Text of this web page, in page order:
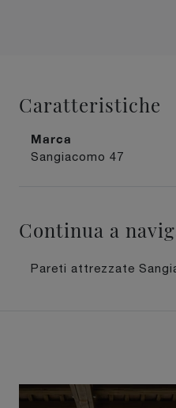
Caratteristiche
Marca
Sangiacomo 47
Continua a
Pareti attrezzate